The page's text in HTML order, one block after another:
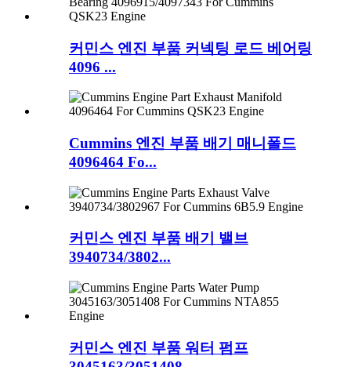
커민스 엔진 부품 커넥팅 로드 베어링
4096 ...
Cummins 엔진 부품 배기 매니폴드
4096464 Fo...
커민스 엔진 부품 배기 밸브
3940734/3802...
커민스 엔진 부품 워터 펌프